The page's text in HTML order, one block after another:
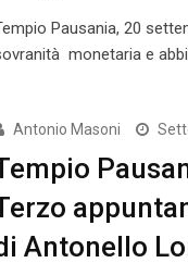
Pausania, 20
monetaria e
Antonio Masoni
Antonello